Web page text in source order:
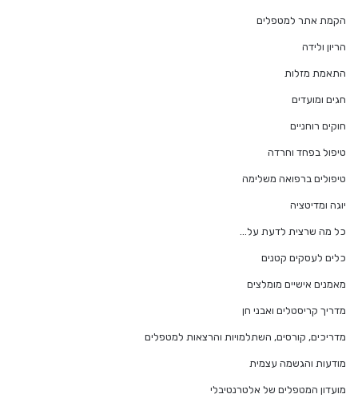
הקמת אתר למטפלים
הריון ולידה
התאמת מזלות
חגים ומועדים
חוקים רוחניים
טיפול בפחד וחרדה
טיפולים ברפואה משלימה
יוגה ומדיטציה
כל מה שרצית לדעת על…
כלים לעסקים קטנים
מאמנים אישיים מומלצים
מדריך קריסטלים ואבני חן
מדריכים, קורסים, השתלמויות והרצאות למטפלים
מודעות והגשמה עצמית
מועדון המטפלים של אלטרנטיבלי